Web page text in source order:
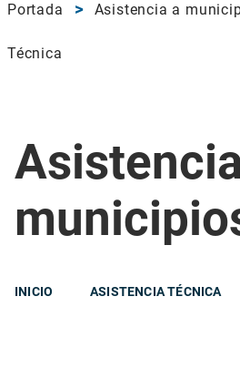
Portada Asistencia a
Técnica
INICIO ASISTENCIA TÉCNICA